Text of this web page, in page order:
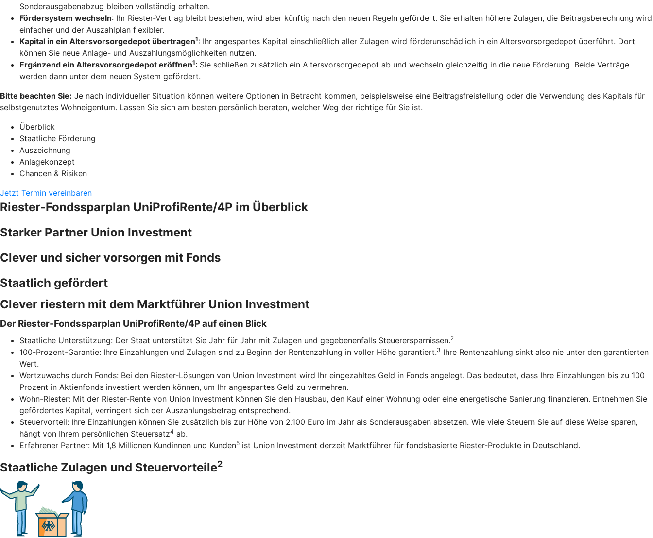
Sonderausgabenabzug bleiben vollständig erhalten.
Fördersystem wechseln: Ihr Riester-Vertrag bleibt bestehen, wird aber künftig nach den neuen Regeln gefördert. Sie erhalten höhere Zulagen, die Beitragsberechnung wird
einfacher und der Auszahlplan flexibler.
Kapital in ein Altersvorsorgedepot übertragen1: Ihr angespartes Kapital einschließlich aller Zulagen wird förderunschädlich in ein Altersvorsorgedepot überführt. Dort
können Sie neue Anlage- und Auszahlungsmöglichkeiten nutzen.
Ergänzend ein Altersvorsorgedepot eröffnen1: Sie schließen zusätzlich ein Altersvorsorgedepot ab und wechseln gleichzeitig in die neue Förderung. Beide Verträge
werden dann unter dem neuen System gefördert.
Bitte beachten Sie: Je nach individueller Situation können weitere Optionen in Betracht kommen, beispielsweise eine Beitragsfreistellung oder die Verwendung des Kapitals für
selbstgenutztes Wohneigentum. Lassen Sie sich am besten persönlich beraten, welcher Weg der richtige für Sie ist.
Überblick
Staatliche Förderung
Auszeichnung
Anlagekonzept
Chancen & Risiken
Jetzt Termin vereinbaren
Riester-Fondssparplan UniProfiRente/4P im Überblick
Starker Partner Union Investment
Clever und sicher vorsorgen mit Fonds
Staatlich gefördert
Clever riestern mit dem Marktführer Union Investment
Der Riester-Fondssparplan UniProfiRente/4P auf einen Blick
Staatliche Unterstützung: Der Staat unterstützt Sie Jahr für Jahr mit Zulagen und gegebenenfalls Steuerersparnissen.2
100-Prozent-Garantie: Ihre Einzahlungen und Zulagen sind zu Beginn der Rentenzahlung in voller Höhe garantiert.3 Ihre Rentenzahlung sinkt also nie unter den garantierten
Wert.
Wertzuwachs durch Fonds: Bei den Riester-Lösungen von Union Investment wird Ihr eingezahltes Geld in Fonds angelegt. Das bedeutet, dass Ihre Einzahlungen bis zu 100
Prozent in Aktienfonds investiert werden können, um Ihr angespartes Geld zu vermehren.
Wohn-Riester: Mit der Riester-Rente von Union Investment können Sie den Hausbau, den Kauf einer Wohnung oder eine energetische Sanierung finanzieren. Entnehmen Sie
gefördertes Kapital, verringert sich der Auszahlungsbetrag entsprechend.
Steuervorteil: Ihre Einzahlungen können Sie zusätzlich bis zur Höhe von 2.100 Euro im Jahr als Sonderausgaben absetzen. Wie viele Steuern Sie auf diese Weise sparen,
hängt von Ihrem persönlichen Steuersatz4 ab.
Erfahrener Partner: Mit 1,8 Millionen Kundinnen und Kunden5 ist Union Investment derzeit Marktführer für fondsbasierte Riester-Produkte in Deutschland.
Staatliche Zulagen und Steuervorteile2